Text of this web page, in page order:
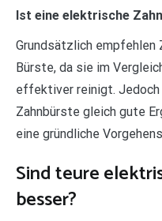
Ist eine elektrische
Grundsätzlich
Bürste, da sie im
effektiver reinigt. Jedoch
Zahnbürste gleich gute
eine gründliche
Sind teure
besser?